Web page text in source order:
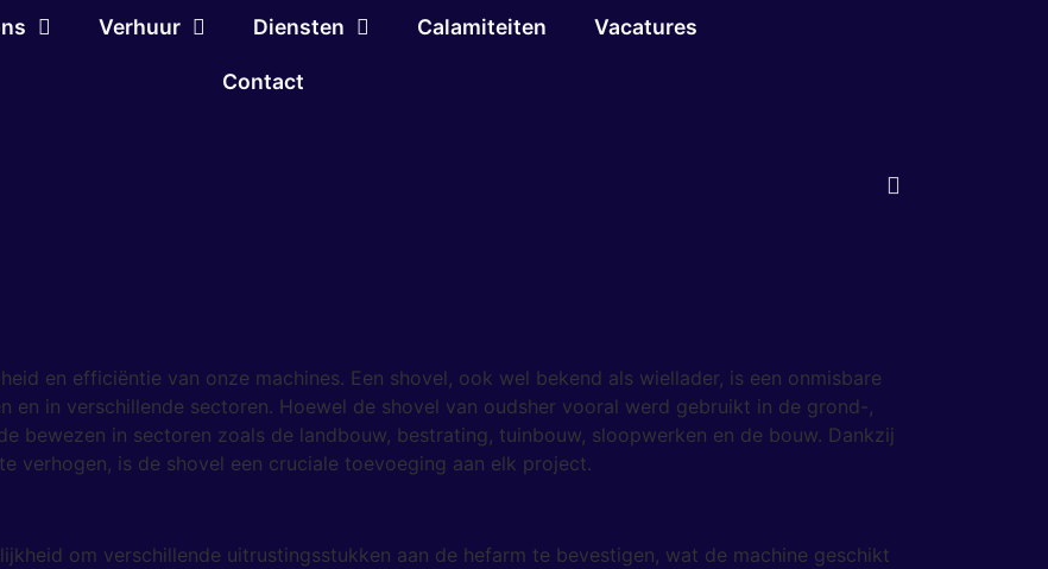
Verhuur Diensten Calamiteiten Vacatures
Contact
en efficiëntie van onze machines. Een shovel, ook wel bekend als wiellader, is een onmisbare
en in verschillende sectoren. Hoewel de shovel van oudsher vooral werd gebruikt in de grond-,
bewezen in sectoren zoals de landbouw, bestrating, tuinbouw, sloopwerken en de bouw. Dankzij
verhogen, is de shovel een cruciale toevoeging aan elk project.
om verschillende uitrustingsstukken aan de hefarm te bevestigen, wat de machine geschikt